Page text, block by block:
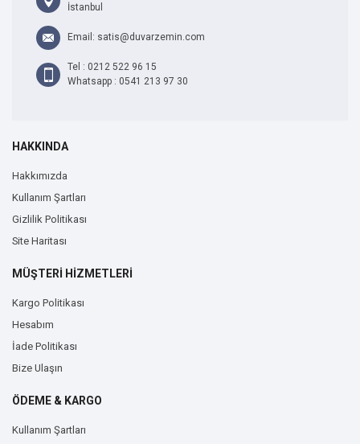
İstanbul
Email: satis@duvarzemin.com
Tel : 0212 522 96 15
Whatsapp : 0541 213 97 30
HAKKINDA
Hakkımızda
Kullanım Şartları
Gizlilik Politikası
Site Haritası
MÜŞTERİ HİZMETLERİ
Kargo Politikası
Hesabım
İade Politikası
Bize Ulaşın
ÖDEME & KARGO
Kullanım Şartları